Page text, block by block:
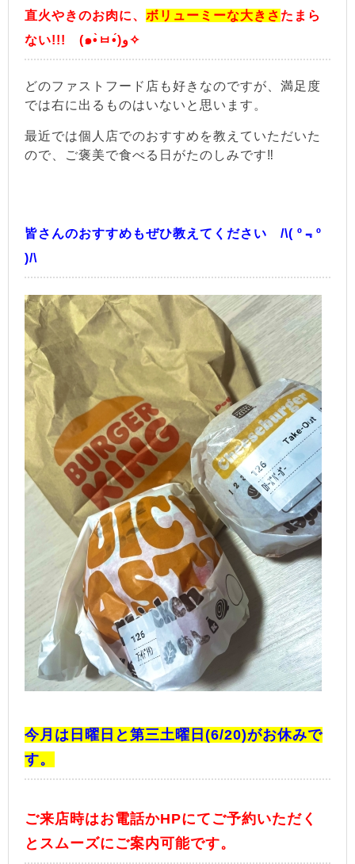
直火やきのお肉に、 ボリューミーな大きさ たまら
ない!!! (๑•̀ㅂ•́)و✧
どのファストフード店も好きなのですが、満足度
では右に出るものはいないと思います。
最近では個人店でのおすすめを教えていただいた
ので、ご褒美で食べる日がたのしみです‼
皆さんのおすすめもぜひ教えてください /\( º﹃º
)/\
今月は日曜日と第三土曜日(6/20)がお休みで
す。
ご来店時はお電話かHPにてご予約いただく
とスムーズにご案内可能です。